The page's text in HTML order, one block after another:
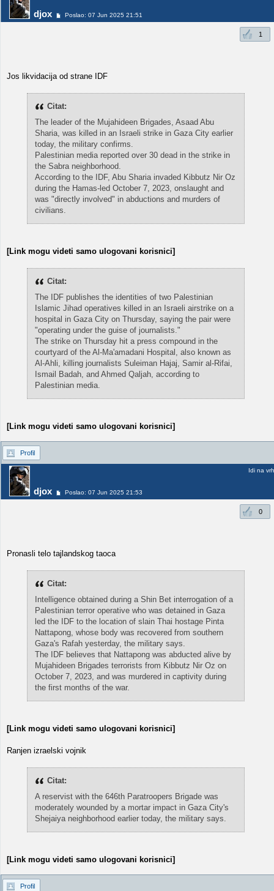
djox Poslao: 07 Jun 2025 21:51
1
Jos likvidacija od strane IDF
Citat:
The leader of the Mujahideen Brigades, Asaad Abu
Sharia, was killed in an Israeli strike in Gaza City earlier
today, the military confirms.
Palestinian media reported over 30 dead in the strike in
the Sabra neighborhood.
According to the IDF, Abu Sharia invaded Kibbutz Nir Oz
during the Hamas-led October 7, 2023, onslaught and
was "directly involved" in abductions and murders of
civilians.
[Link mogu videti samo ulogovani korisnici]
Citat:
The IDF publishes the identities of two Palestinian
Islamic Jihad operatives killed in an Israeli airstrike on a
hospital in Gaza City on Thursday, saying the pair were
"operating under the guise of journalists."
The strike on Thursday hit a press compound in the
courtyard of the Al-Ma'amadani Hospital, also known as
Al-Ahli, killing journalists Suleiman Hajaj, Samir al-Rifai,
Ismail Badah, and Ahmed Qaljah, according to
Palestinian media.
[Link mogu videti samo ulogovani korisnici]
Profil
djox Poslao: 07 Jun 2025 21:53
Idi na vrh
0
Pronasli telo tajlandskog taoca
Citat:
Intelligence obtained during a Shin Bet interrogation of a
Palestinian terror operative who was detained in Gaza
led the IDF to the location of slain Thai hostage Pinta
Nattapong, whose body was recovered from southern
Gaza's Rafah yesterday, the military says.
The IDF believes that Nattapong was abducted alive by
Mujahideen Brigades terrorists from Kibbutz Nir Oz on
October 7, 2023, and was murdered in captivity during
the first months of the war.
[Link mogu videti samo ulogovani korisnici]
Ranjen izraelski vojnik
Citat:
A reservist with the 646th Paratroopers Brigade was
moderately wounded by a mortar impact in Gaza City's
Shejaiya neighborhood earlier today, the military says.
[Link mogu videti samo ulogovani korisnici]
Profil